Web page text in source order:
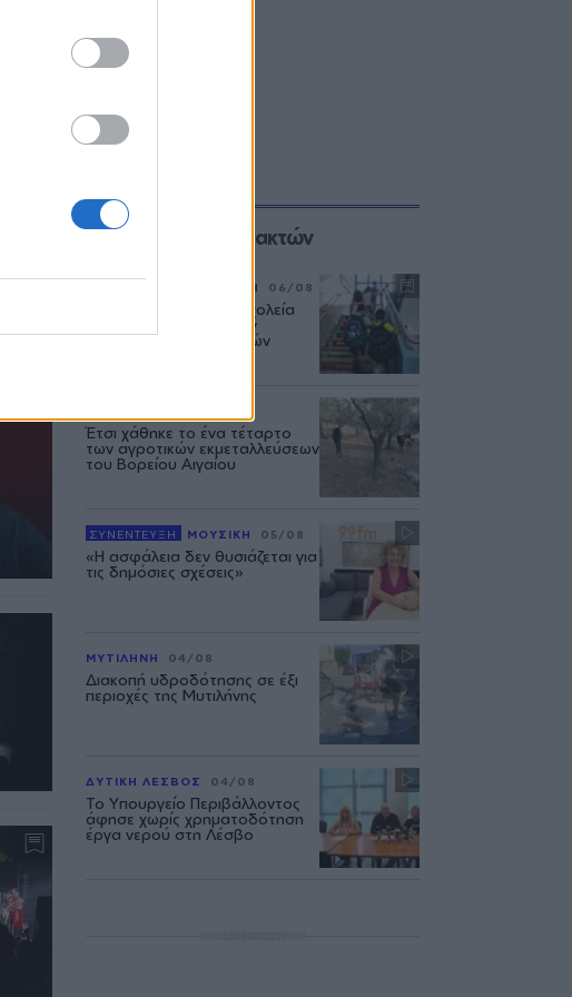
Επιλογές των Συντακτών
ΕΚΠΑΙΔΕΥΣΗ 06/08
Η επόμενη μέρα στα σχολεία
της Μυτιλήνης μετά την
κατάργηση των σχολικών
Έτσι χάθηκε το ένα τέταρτο
των αγροτικών εκμεταλλεύσεων
του Βορείου Αιγαίου
ΣΥΝΕΝΤΕΥΞΗ ΜΟΥΣΙΚΗ 05/08
«Η ασφάλεια δεν θυσιάζεται για
τις δημόσιες σχέσεις»
ΜΥΤΙΛΗΝΗ 04/08
Διακοπή υδροδότησης σε έξι
περιοχές της Μυτιλήνης
ΔΥΤΙΚΗ ΛΕΣΒΟΣ 04/08
Το Υπουργείο Περιβάλλοντος
άφησε χωρίς χρηματοδότηση
έργα νερού στη Λέσβο